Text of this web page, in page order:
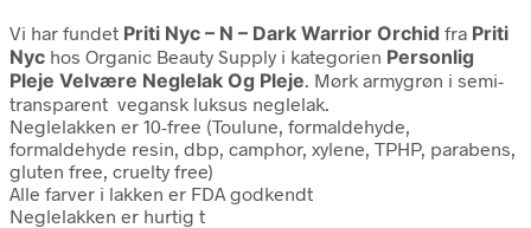
Vi har fundet Priti Nyc – N – Dark Warrior Orchid fra Priti
Nyc hos Organic Beauty Supply i kategorien Personlig
Pleje Velvære Neglelak Og Pleje. Mørk armygrøn i semi-
transparent vegansk luksus neglelak.
Neglelakken er 10-free (Toulune, formaldehyde,
formaldehyde resin, dbp, camphor, xylene, TPHP, parabens,
gluten free, cruelty free)
Alle farver i lakken er FDA godkendt
Neglelakken er hurtig t